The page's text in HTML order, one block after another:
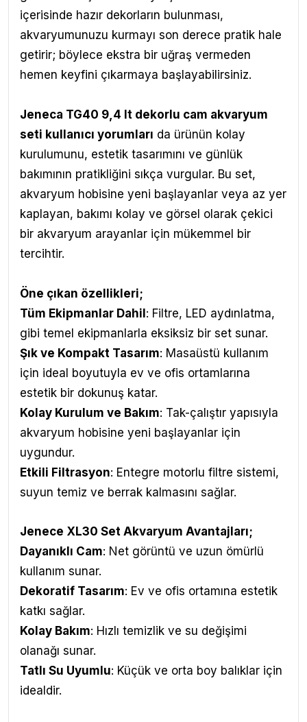
içerisinde hazır dekorların bulunması,
akvaryumunuzu kurmayı son derece pratik hale
getirir; böylece ekstra bir uğraş vermeden
hemen keyfini çıkarmaya başlayabilirsiniz.
Jeneca TG40 9,4 lt dekorlu cam akvaryum
seti kullanıcı yorumları da ürünün kolay
kurulumunu, estetik tasarımını ve günlük
bakımının pratikliğini sıkça vurgular. Bu set,
akvaryum hobisine yeni başlayanlar veya az yer
kaplayan, bakımı kolay ve görsel olarak çekici
bir akvaryum arayanlar için mükemmel bir
tercihtir.
Öne çıkan özellikleri;
Tüm Ekipmanlar Dahil : Filtre, LED aydınlatma,
gibi temel ekipmanlarla eksiksiz bir set sunar.
Şık ve Kompakt Tasarım: Masaüstü kullanım
için ideal boyutuyla ev ve ofis ortamlarına
estetik bir dokunuş katar.
Kolay Kurulum ve Bakım: Tak-çalıştır yapısıyla
akvaryum hobisine yeni başlayanlar için
uygundur.
Etkili Filtrasyon: Entegre motorlu filtre sistemi,
suyun temiz ve berrak kalmasını sağlar.
Jenece XL30 Set Akvaryum Avantajları;
Dayanıklı Cam: Net görüntü ve uzun ömürlü
kullanım sunar.
Dekoratif Tasarım: Ev ve ofis ortamına estetik
katkı sağlar.
Kolay Bakım: Hızlı temizlik ve su değişimi
olanağı sunar.
Tatlı Su Uyumlu: Küçük ve orta boy balıklar için
idealdir.